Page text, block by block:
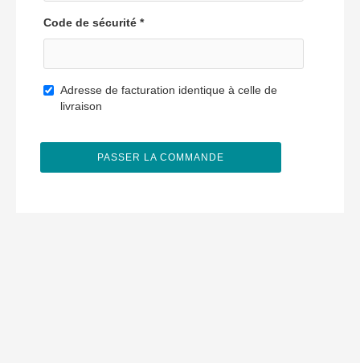
Code de sécurité *
Adresse de facturation identique à celle de
livraison
PASSER LA COMMANDE